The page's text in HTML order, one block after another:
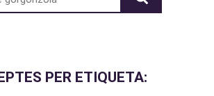
PER ETIQUETA: